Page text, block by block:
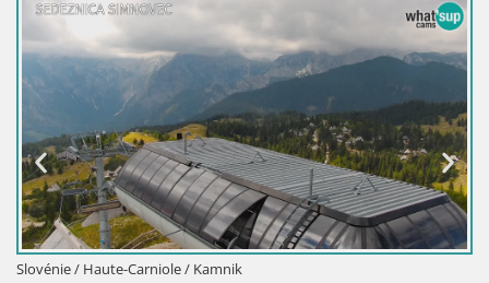
Slovénie / Haute-Carniole / Kamnik